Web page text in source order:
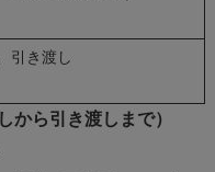
引き渡し
ら引き渡しまで）